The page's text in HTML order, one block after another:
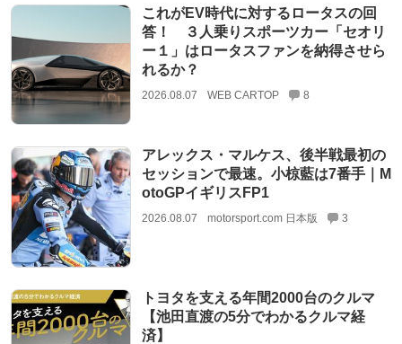
これがEV時代に対するロータスの回
答！ ３人乗りスポーツカー「セオリ
ー１」はロータスファンを納得させら
れるか？
2026.08.07 WEB CARTOP 8
アレックス・マルケス、後半戦最初の
セッションで最速。小椋藍は7番手｜M
otoGPイギリスFP1
2026.08.07 motorsport.com 日本版 3
トヨタを支える年間2000台のクルマ
【池田直渡の5分でわかるクルマ経
済】